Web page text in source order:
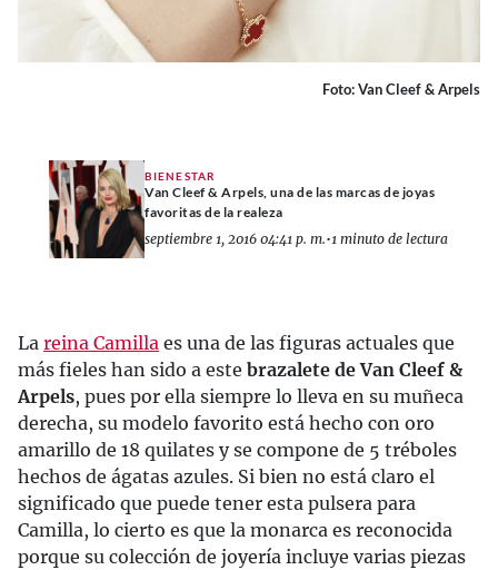
Foto: Van Cleef & Arpels
BIENESTAR
Van Cleef & Arpels, una de las marcas de joyas
favoritas de la realeza
septiembre 1, 2016 04:41 p. m.•1 minuto de lectura
La reina Camilla es una de las figuras actuales que
más fieles han sido a este brazalete de Van Cleef &
Arpels, pues por ella siempre lo lleva en su muñeca
derecha, su modelo favorito está hecho con oro
amarillo de 18 quilates y se compone de 5 tréboles
hechos de ágatas azules. Si bien no está claro el
significado que puede tener esta pulsera para
Camilla, lo cierto es que la monarca es reconocida
porque su colección de joyería incluye varias piezas